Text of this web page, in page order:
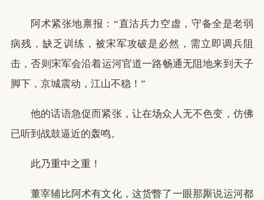
阿术紧张地禀报：“直沽兵力空虚，守备全是老弱
病残，缺乏训练，被宋军攻破是必然，需立即调兵阻
击，否则宋军会沿着运河官道一路畅通无阻地来到天子
脚下，京城震动，江山不稳！”
他的话语急促而紧张，让在场众人无不色变，仿佛
已听到战鼓逼近的轰鸣。
此乃重中之重！
董宰辅比阿术有文化，这货瞥了一眼那厮说运河都